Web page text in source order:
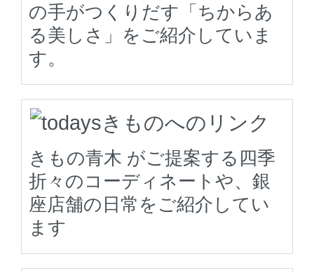
の手がつくりだす「ちからあ
る美しさ」をご紹介していま
す。
きもの青木 がご提案する四季
折々のコーディネートや、銀
座店舗の日常をご紹介してい
ます